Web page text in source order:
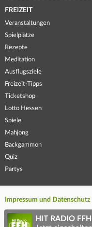
FREIZEIT
Veranstaltungen
Spielplätze
Rezepte
Meditation
Ausflugsziele
Freizeit-Tipps
Ticketshop
Lotto Hessen
Spiele
Mahjong
Backgammon
Quiz
Partys
Impressum und Datenschutz
HIT RADIO FFH